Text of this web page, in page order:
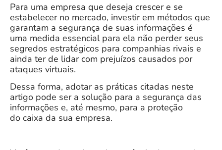
Para uma empresa que deseja crescer e se
estabelecer no mercado, investir em métodos que
garantam a segurança de suas informações é
uma medida essencial para ela não perder seus
segredos estratégicos para companhias rivais e
ainda ter de lidar com prejuízos causados por
ataques virtuais.
Dessa forma, adotar as práticas citadas neste
artigo pode ser a solução para a segurança das
informações e, até mesmo, para a proteção
do caixa da sua empresa.